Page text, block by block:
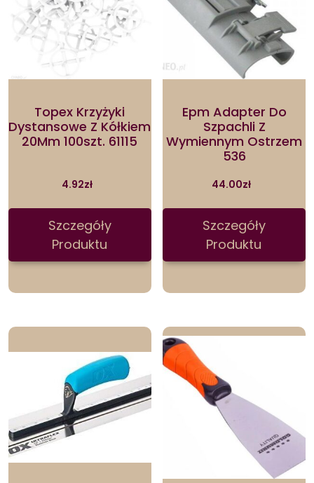
Topex Krzyżyki
Dystansowe Z Kółkiem
20Mm 100szt. 61115
4.92zł
Szczegóły
Produktu
Epm Adapter Do
Szpachli Z
Wymiennym Ostrzem
536
44.00zł
Szczegóły
Produktu